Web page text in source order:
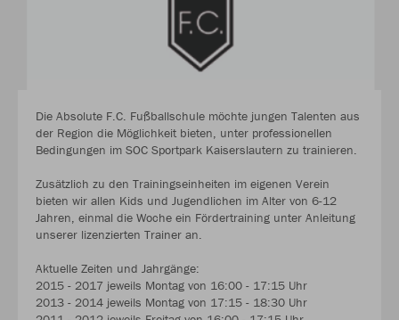
Die Absolute F.C. Fußballschule möchte jungen Talenten aus
der Region die Möglichkeit bieten, unter professionellen
Bedingungen im SOC Sportpark Kaiserslautern zu trainieren.
Zusätzlich zu den Trainingseinheiten im eigenen Verein
bieten wir allen Kids und Jugendlichen im Alter von 6-12
Jahren, einmal die Woche ein Fördertraining unter Anleitung
unserer lizenzierten Trainer an.
Aktuelle Zeiten und Jahrgänge:
2015 - 2017 jeweils Montag von 16:00 - 17:15 Uhr
2013 - 2014 jeweils Montag von 17:15 - 18:30 Uhr